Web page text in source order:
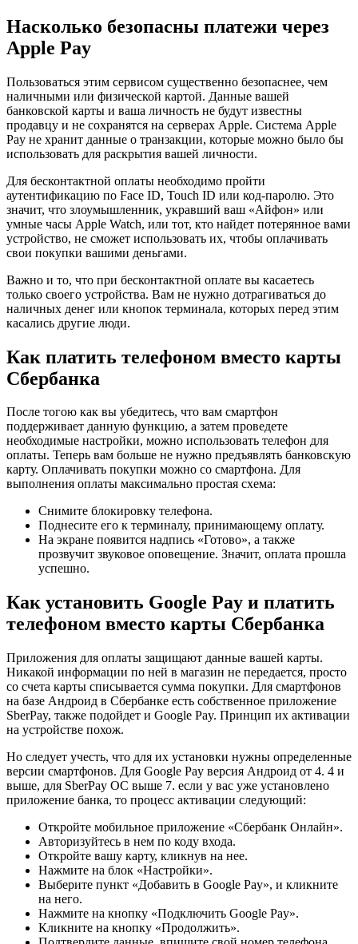
Насколько безопасны платежи через
Apple Pay
Пользоваться этим сервисом существенно безопаснее, чем
наличными или физической картой. Данные вашей
банковской карты и ваша личность не будут известны
продавцу и не сохранятся на серверах Apple. Система Apple
Pay не хранит данные о транзакции, которые можно было бы
использовать для раскрытия вашей личности.
Для бесконтактной оплаты необходимо пройти
аутентификацию по Face ID, Touch ID или код-паролю. Это
значит, что злоумышленник, укравший ваш «Айфон» или
умные часы Apple Watch, или тот, кто найдет потерянное вами
устройство, не сможет использовать их, чтобы оплачивать
свои покупки вашими деньгами.
Важно и то, что при бесконтактной оплате вы касаетесь
только своего устройства. Вам не нужно дотрагиваться до
наличных денег или кнопок терминала, которых перед этим
касались другие люди.
Как платить телефоном вместо карты
Сбербанка
После тогою как вы убедитесь, что вам смартфон
поддерживает данную функцию, а затем проведете
необходимые настройки, можно использовать телефон для
оплаты. Теперь вам больше не нужно предъявлять банковскую
карту. Оплачивать покупки можно со смартфона. Для
выполнения оплаты максимально простая схема:
Снимите блокировку телефона.
Поднесите его к терминалу, принимающему оплату.
На экране появится надпись «Готово», а также
прозвучит звуковое оповещение. Значит, оплата прошла
успешно.
Как установить Google Pay и платить
телефоном вместо карты Сбербанка
Приложения для оплаты защищают данные вашей карты.
Никакой информации по ней в магазин не передается, просто
со счета карты списывается сумма покупки. Для смартфонов
на базе Андроид в Сбербанке есть собственное приложение
SberPay, также подойдет и Google Pay. Принцип их активации
на устройстве похож.
Но следует учесть, что для их установки нужны определенные
версии смартфонов. Для Google Pay версия Андроид от 4. 4 и
выше, для SberPay OC выше 7. если у вас уже установлено
приложение банка, то процесс активации следующий:
Откройте мобильное приложение «Сбербанк Онлайн».
Авторизуйтесь в нем по коду входа.
Откройте вашу карту, кликнув на нее.
Нажмите на блок «Настройки».
Выберите пункт «Добавить в Google Pay», и кликните
на него.
Нажмите на кнопку «Подключить Google Pay».
Кликните на кнопку «Продолжить».